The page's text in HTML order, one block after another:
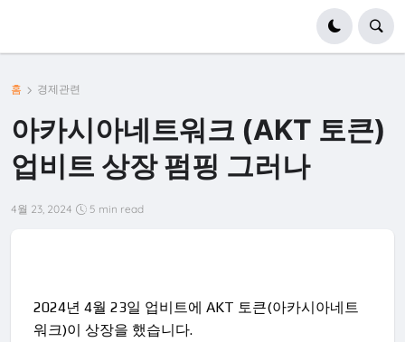
홈 경제관련
아카시아네트워크 (AKT 토큰)
업비트 상장 펌핑 그러나
4월 23, 2024 5 min read
2024년 4월 23일 업비트에 AKT 토큰(아카시아네트
워크)이 상장을 했습니다.